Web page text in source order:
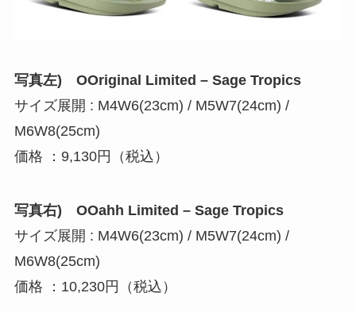
写真左) OOriginal Limited – Sage Tropics
サイズ展開 : M4W6(23cm) / M5W7(24cm) /
M6W8(25cm)
価格 ：9,130円（税込）
写真右) OOahh Limited – Sage Tropics
サイズ展開 : M4W6(23cm) / M5W7(24cm) /
M6W8(25cm)
価格 ：10,230円（税込）